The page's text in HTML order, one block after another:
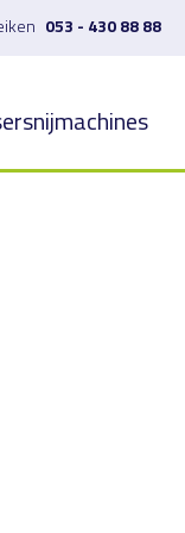
053 - 430 88 88